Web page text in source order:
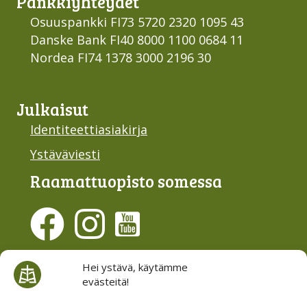
Hei ystävä, käytämme
evästeitä!
Osuuspankki FI73 5720 2320 1095 43
Danske Bank FI40 8000 1100 0684 11
Nordea FI74 1378 3000 2196 30
Julkaisut
Identiteettiasiakirja
Ystäväviesti
Raamattu­opisto somessa
Evästesuostumus
Hallinnoi evästeitä